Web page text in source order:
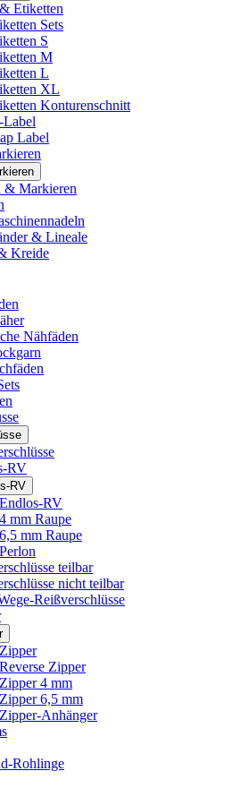
Etiketten
Sets
S
M
L
XL
Konturenschnitt
Label
& Markieren
& Lineale
Kreide
Nähfäden
RV
RV
Endlos-RV
4 mm Raupe
6,5 mm Raupe
Perlon
teilbar
nicht teilbar
Reißverschlüsse
Zipper
Reverse Zipper
Zipper 4 mm
Zipper 6,5 mm
Zipper-Anhänger
Rohlinge